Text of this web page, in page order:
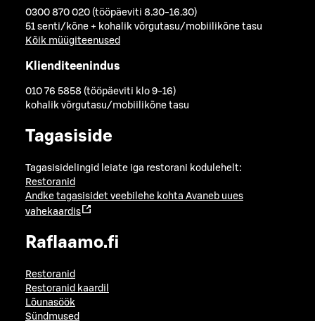
0300 870 020 (tööpäeviti 8.30-16.30)
51 senti/kõne + kohalik võrgutasu/mobiilikõne tasu
Kõik müügiteenused
Klienditeenindus
010 76 5858 (tööpäeviti klo 9-16)
kohalik võrgutasu/mobiilikõne tasu
Tagasiside
Tagasisidelingid leiate iga restorani kodulehelt:
Restoranid
Andke tagasisidet veebilehe kohta Avaneb uues
vahekaardis
Raflaamo.fi
Restoranid
Restoranid kaardil
Lõunasöök
Sündmused